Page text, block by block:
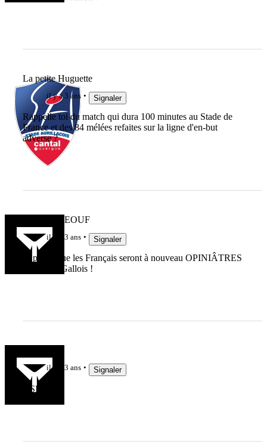
La petite Huguette
il y a 3 ans Signaler
Rappelle toi du match qui dura 100 minutes au Stade de
France et des 84 mélées refaites sur la ligne d'en-but
adverse ?
RUGBYDEOUF
il y a 3 ans Signaler
Je pense que les Français seront à nouveau OPINIÂTRES
contre les Gallois !
il y a 3 ans Signaler
OSEF 😎